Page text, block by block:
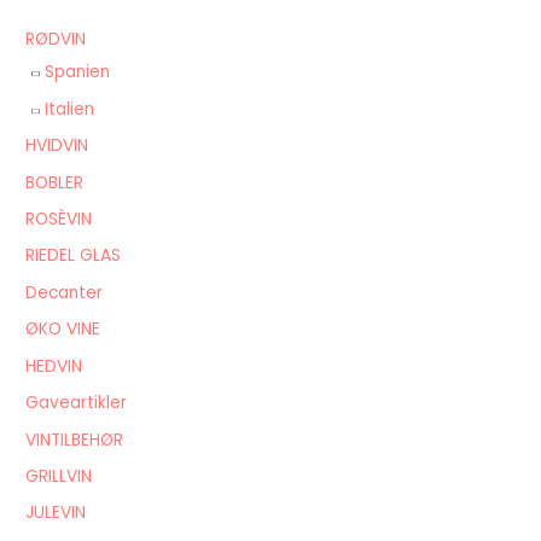
RØDVIN
Spanien
Italien
HVIDVIN
BOBLER
ROSÈVIN
RIEDEL GLAS
Decanter
ØKO VINE
HEDVIN
Gaveartikler
VINTILBEHØR
GRILLVIN
JULEVIN